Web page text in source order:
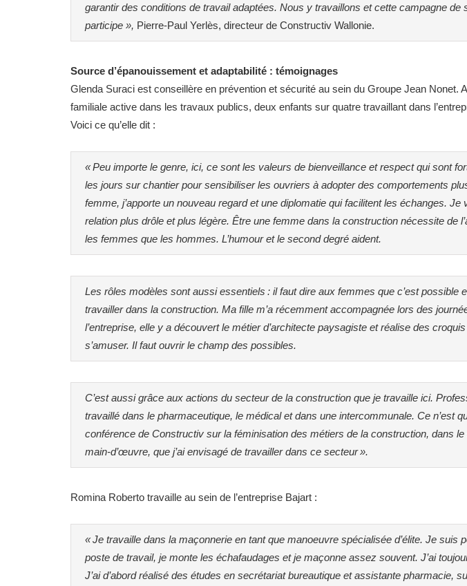
garantir des conditions de travail adaptées. Nous y travaillons et cette campagne de
participe », Pierre-Paul Yerlès, directeur de Constructiv Wallonie. ​
Source d’épanouissement et adaptabilité : témoignages
Glenda Suraci est conseillère en prévention et sécurité au sein du Groupe Jean Nonet.
familiale active dans les travaux publics, deux enfants sur quatre travaillant dans
Voici ce qu’elle dit :
« Peu importe le genre, ici, ce sont les valeurs de bienveillance et respect qui sont
les jours sur chantier pour sensibiliser les ouvriers à adopter des comportements
femme, j’apporte un nouveau regard et une diplomatie qui facilitent les échanges. Je
relation plus drôle et plus légère. Être une femme dans la construction nécessite de
les femmes que les hommes. L’humour et le second degré aident.
Les rôles modèles sont aussi essentiels : il faut dire aux femmes que c’est possible
travailler dans la construction. Ma fille m’a récemment accompagnée lors des
l’entreprise, elle y a découvert le métier d’architecte paysagiste et réalise des
s’amuser. Il faut ouvrir le champ des possibles.
C’est aussi grâce aux actions du secteur de la construction que je travaille ici.
travaillé dans le pharmaceutique, le médical et dans une intercommunale. Ce n’est
conférence de Constructiv sur la féminisation des métiers de la construction, dans
main-d’œuvre, que j’ai envisagé de travailler dans ce secteur ».
Romina Roberto travaille au sein de l’entreprise Bajart :
« Je travaille dans la maçonnerie en tant que manoeuvre spécialisée d’élite. Je suis
poste de travail, je monte les échafaudages et je maçonne assez souvent. J’ai
J’ai d’abord réalisé des études en secrétariat bureautique et assistante pharmacie,